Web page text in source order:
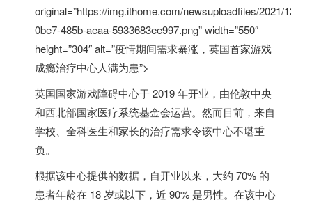
original=”https://img.ithome.com/newsuploadfiles/2021/12/
0be7-485b-aeaa-5933683ee997.png” width=”550″
height=”304″ alt=”疫情期间需求暴涨， 英国首家游戏
成瘾治疗中心人满为患”>
英国国家游戏障碍中心于 2019 年开业，由伦敦中央
和西北部国家医疗系统基金会运营。然而目前，来自
学校、全科医生和家长的治疗需求令该中心不堪重
负。
根据该中心提供的数据，自开业以来，大约 70% 的
患者年龄在 18 岁或以下，近 90% 是男性。在该中心